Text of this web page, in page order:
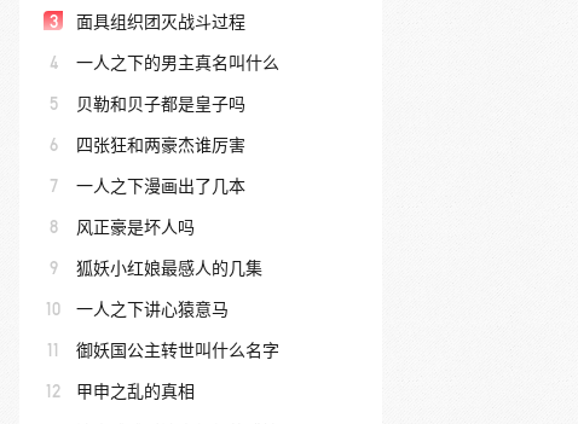
3 面具组织团灭战斗过程
4 一人之下的男主真名叫什么
5 贝勒和贝子都是皇子吗
6 四张狂和两豪杰谁厉害
7 一人之下漫画出了几本
8 风正豪是坏人吗
9 狐妖小红娘最感人的几集
10 一人之下讲心猿意马
11 御妖国公主转世叫什么名字
12 甲申之乱的真相